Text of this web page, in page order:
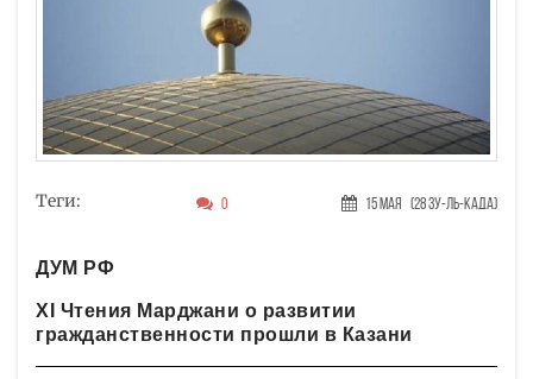
Теги: 0 15 Мая (28 Зу-ль-када)
ДУМ РФ
XI Чтения Марджани о развитии
гражданственности прошли в Казани